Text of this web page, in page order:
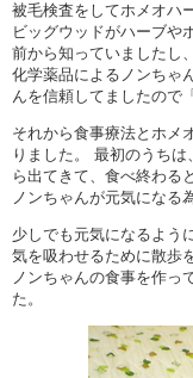
被毛検査をしてホメオハ
ビッグウッドがハーブや
前から知っていましたし
化学薬品によるノンちゃ
んを信頼してましたので
それから食事療法とホメ
りました。 最初のうち
ら出てきて、食べ終わる
ノンちゃんが元気になる
少しでも元気になるよう
気を吸わせるために散歩
ノンちゃんの食事を作っ
た。